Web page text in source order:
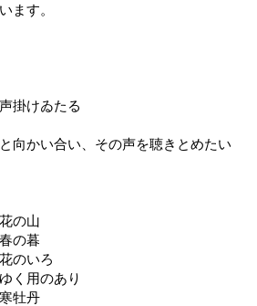
ます。
掛けゐたる
向かい合い、その声を聴きとめたい
の山
の暮
のいろ
く用のあり
牡丹